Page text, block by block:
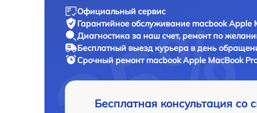
Официальный сервис
Гарантийное обслуживание macbook Apple
Диагностика за наш счет, ремонт по
Бесплатный выезд курьера в день
Срочный ремонт macbook Apple MacBook
Бесплатная консультация со